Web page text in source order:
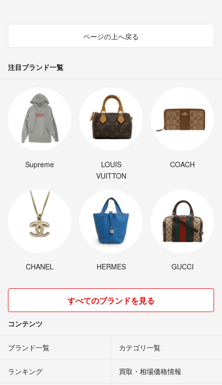
ページの上へ戻る
注目ブランド一覧
Supreme
LOUIS
VUITTON
COACH
CHANEL HERMES GUCCI
すべてのブランドを見る
コンテンツ
ブランド一覧 カテゴリ一覧
ランキング 買取・相場価格情報